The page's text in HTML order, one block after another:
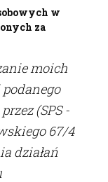
w
za
moich
(SPS -
67/4
działań